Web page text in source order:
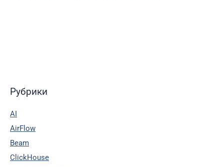
Рубрики
AI
AirFlow
Beam
ClickHouse